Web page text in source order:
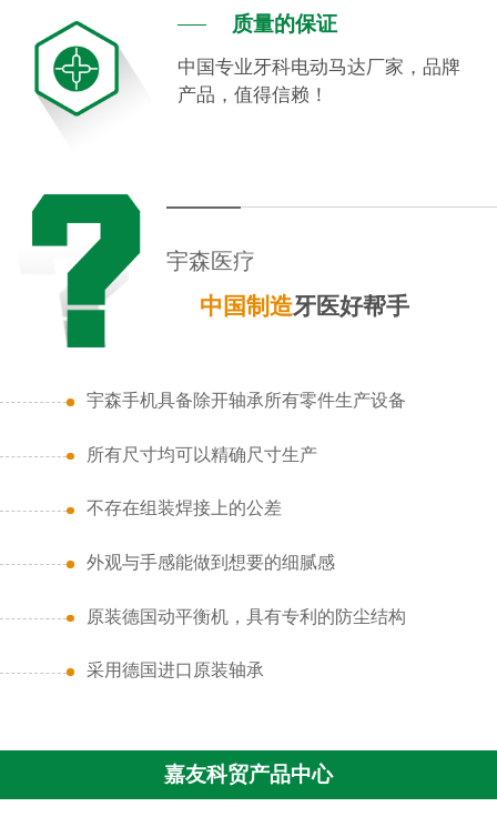
质量的保证
中国专业牙科电动马达厂家，品牌
产品，值得信赖！
宇森医疗
中国制造牙医好帮手
宇森手机具备除开轴承所有零件生产设备
所有尺寸均可以精确尺寸生产
不存在组装焊接上的公差
外观与手感能做到想要的细腻感
原装德国动平衡机，具有专利的防尘结构
采用德国进口原装轴承
嘉友科贸产品中心